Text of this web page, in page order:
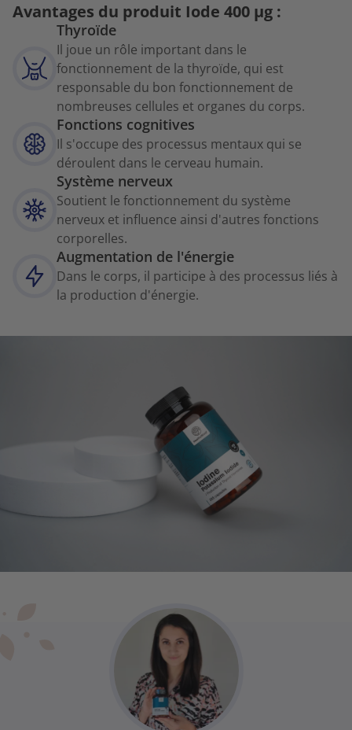
Avantages du produit Iode 400 µg :
Thyroïde
Il joue un rôle important dans le
fonctionnement de la thyroïde, qui est
responsable du bon fonctionnement de
nombreuses cellules et organes du corps.
Fonctions cognitives
Il s'occupe des processus mentaux qui se
déroulent dans le cerveau humain.
Système nerveux
Soutient le fonctionnement du système
nerveux et influence ainsi d'autres fonctions
corporelles.
Augmentation de l'énergie
Dans le corps, il participe à des processus liés à
la production d'énergie.